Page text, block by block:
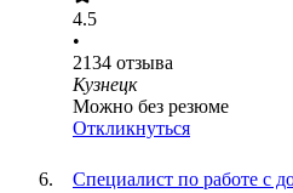
4.5
•
2134 отзыва
Кузнецк
Можно без резюме
Откликнуться
Специалист по работе с